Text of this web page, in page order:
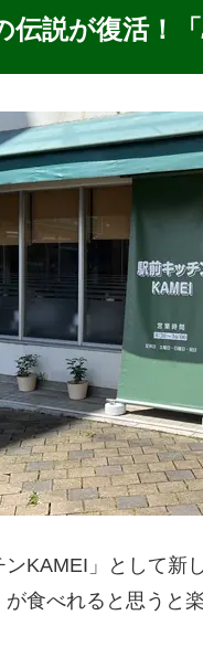
伝説が復活！
ンKAMEI」として新
食べれると思うと楽